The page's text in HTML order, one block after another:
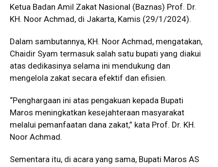
Ketua Badan Amil Zakat Nasional (Baznas) Prof. Dr.
KH. Noor Achmad, di Jakarta, Kamis (29/1/2024).
Dalam sambutannya, KH. Noor Achmad, mengatakan,
Chaidir Syam termasuk salah satu bupati yang diakui
atas dedikasinya selama ini mendukung dan
mengelola zakat secara efektif dan efisien.
“Penghargaan ini atas pengakuan kepada Bupati
Maros meningkatkan kesejahteraan masyarakat
melalui pemanfaatan dana zakat,” kata Prof. Dr. KH.
Noor Achmad.
Sementara itu, di acara yang sama, Bupati Maros AS